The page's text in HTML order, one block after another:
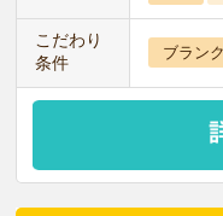
こだわり
条件
ブランク